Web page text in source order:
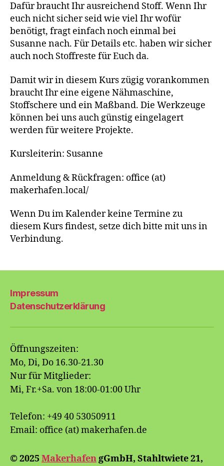
Dafür braucht Ihr ausreichend Stoff. Wenn Ihr
euch nicht sicher seid wie viel Ihr wofür
benötigt, fragt einfach noch einmal bei
Susanne nach. Für Details etc. haben wir sicher
auch noch Stoffreste für Euch da.
Damit wir in diesem Kurs zügig vorankommen
braucht Ihr eine eigene Nähmaschine,
Stoffschere und ein Maßband. Die Werkzeuge
können bei uns auch günstig eingelagert
werden für weitere Projekte.
Kursleiterin: Susanne
Anmeldung & Rückfragen: office (at)
makerhafen.local/
Wenn Du im Kalender keine Termine zu
diesem Kurs findest, setze dich bitte mit uns in
Verbindung.
Impressum
Datenschutzerklärung
Öffnungszeiten:
Mo, Di, Do 16.30-21.30
Nur für Mitglieder:
Mi, Fr.+Sa. von 18:00-01:00 Uhr
Telefon: +49 40 53050911
Email: office (at) makerhafen.de
© 2025 MakerhafengGmbH, Stahltwiete 21,